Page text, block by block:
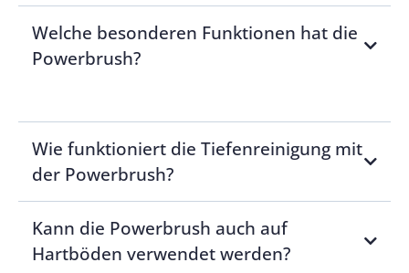
Welche besonderen Funktionen hat die
Powerbrush?
Wie funktioniert die Tiefenreinigung mit
der Powerbrush?
Kann die Powerbrush auch auf
Hartböden verwendet werden?